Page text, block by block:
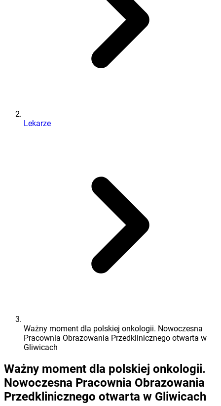
Lekarze
Ważny moment dla polskiej onkologii. Nowoczesna
Pracownia Obrazowania Przedklinicznego otwarta w
Gliwicach
Ważny moment dla polskiej onkologii.
Nowoczesna Pracownia Obrazowania
Przedklinicznego otwarta w Gliwicach